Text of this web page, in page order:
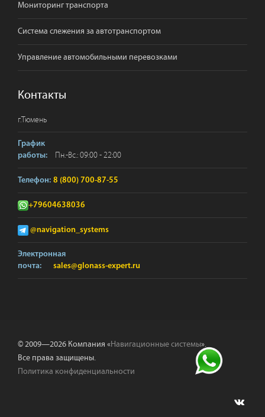
Мониторинг транспорта
Система слежения за автотранспортом
Управление автомобильными перевозками
Контакты
г.Тюмень
График
работы:
Пн.-Вс.: 09:00 - 22:00
Телефон: 8 (800) 700-87-55
+79604638036
@navigation_systems
Электронная
почта:
sales@glonass-expert.ru
© 2009—2026 Компания «Навигационные системы».
Все права защищены.
Политика конфиденциальности